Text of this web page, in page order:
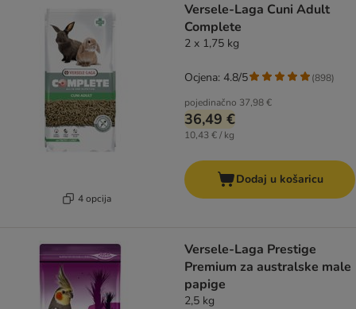
4 opcija
Versele-Laga Cuni Adult
Complete
2 x 1,75 kg
pojedinačno 37,98 €
36,49 €
10,43 € / kg
Ocjena: 4.8/5 (898)
Dodaj u košaricu
Versele-Laga Prestige
Premium za australske male
papige
2,5 kg